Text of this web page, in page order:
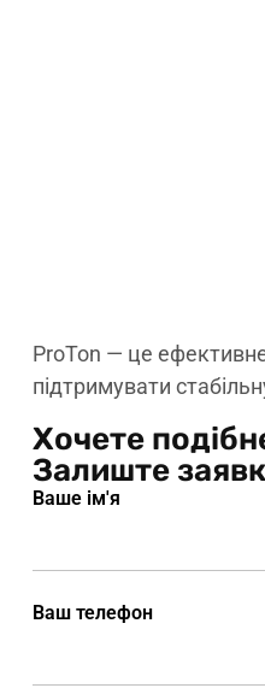
ProTon — це
підтримувати
Хочете
Залиште
Ваше ім'я
Ваш телефон